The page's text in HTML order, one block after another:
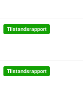
Tilstandsrapport
Tilstandsrapport